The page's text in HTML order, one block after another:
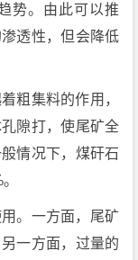
势。由此可以推
透性，但会降低
粗集料的作用，
隙打，使尾矿全
情况下，煤矸石
。一方面，尾矿
一方面，过量的